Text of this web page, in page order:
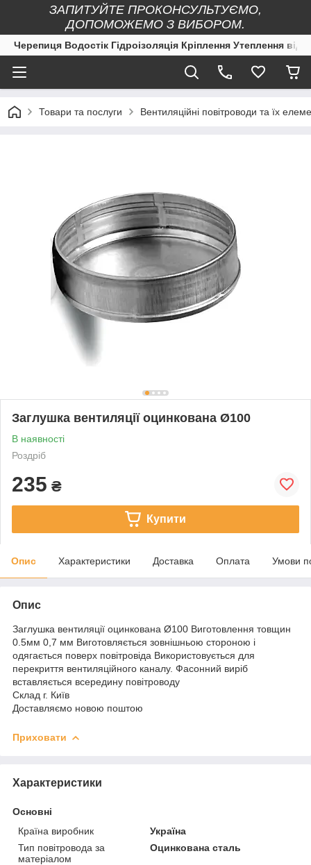
ЗАПИТУЙТЕ ПРОКОНСУЛЬТУЄМО,
ДОПОМОЖЕМО З ВИБОРОМ.
Черепиця Водостік Гідроізоляція Кріплення Утеплення
Товари та послуги Вентиляційні повітроводи та їх
Заглушка вентиляції оцинкована Ø100
В наявності
Роздріб
235 ₴
Купити
Опис Характеристики Доставка Оплата Умови
Опис
Заглушка вентиляції оцинкована Ø100 Виготовлення товщин
0.5мм 0,7 мм Виготовляється зовнішньою стороною і
одягається поверх повітровіда Використовується для
перекриття вентиляційного каналу. Фасонний виріб
вставляється всередину повітроводу
Склад г. Київ
Доставляємо новою поштою
Приховати
Характеристики
Основні
Країна виробник
Україна
Тип повітровода за
матеріалом
Оцинкована сталь